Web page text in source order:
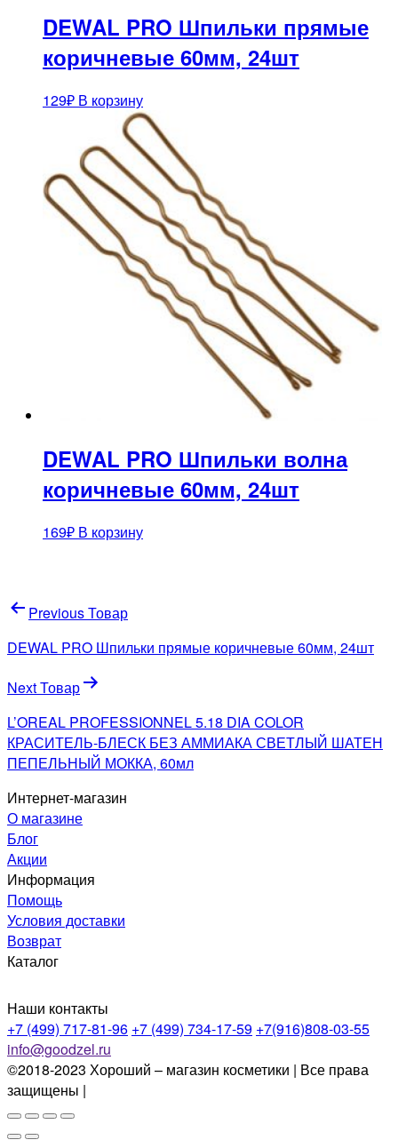
DEWAL PRO Шпильки прямые
коричневые 60мм, 24шт
129₽ В корзину
DEWAL PRO Шпильки волна
коричневые 60мм, 24шт
169₽ В корзину
Навигация
по
записям
Previous Товар
DEWAL PRO Шпильки прямые коричневые 60мм, 24шт
Next Товар
L’OREAL PROFESSIONNEL 5.18 DIA COLOR
КРАСИТЕЛЬ-БЛЕСК БЕЗ АММИАКА СВЕТЛЫЙ ШАТЕН
ПЕПЕЛЬНЫЙ МОККА, 60мл
Интернет-магазин
О магазине
Блог
Акции
Информация
Помощь
Условия доставки
Возврат
Каталог
Наши контакты
+7 (499) 717-81-96 +7 (499) 734-17-59 +7(916)808-03-55
info@goodzel.ru
©2018-2023 Хороший – магазин косметики | Все права
защищены |